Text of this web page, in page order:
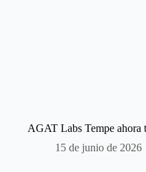
AGAT Labs Tempe ahora
15 de junio de 2026